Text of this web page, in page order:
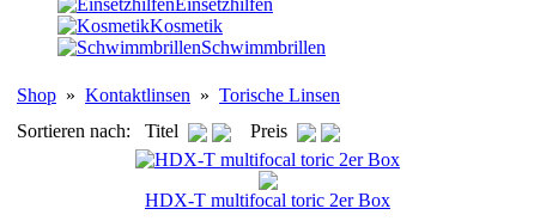
Einsetzhilfen
Kosmetik
Schwimmbrillen
Shop » Kontaktlinsen » Torische Linsen
Sortieren nach: Titel
Preis
HDX-T multifocal toric 2er Box